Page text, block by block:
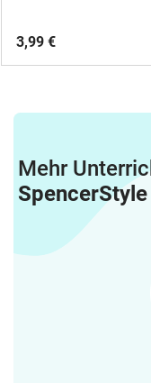
3,99 €
Mehr
SpencerStyle